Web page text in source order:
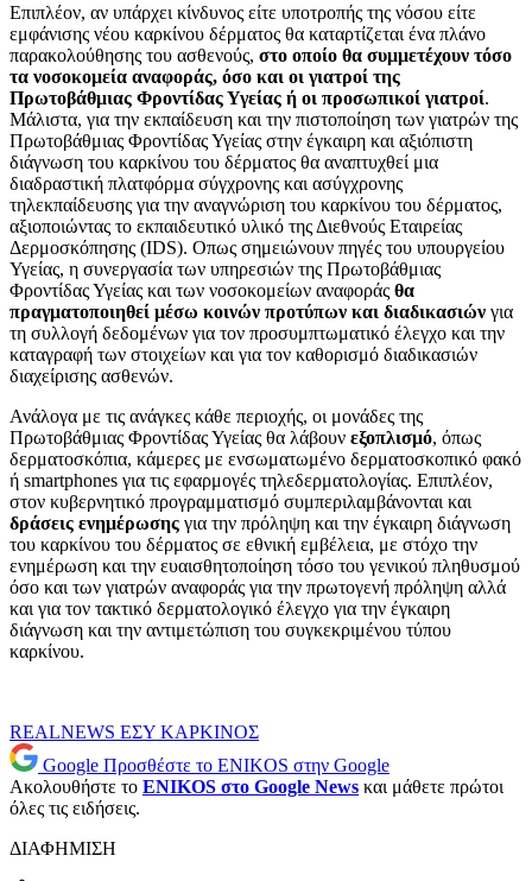
Επιπλέον, αν υπάρχει κίνδυνος είτε υποτροπής της νόσου είτε
εμφάνισης νέου καρκίνου δέρματος θα καταρτίζεται ένα πλάνο
παρακολούθησης του ασθενούς, στο οποίο θα συμμετέχουν τόσο
τα νοσοκομεία αναφοράς, όσο και οι γιατροί της
Πρωτοβάθμιας Φροντίδας Υγείας ή οι προσωπικοί γιατροί.
Μάλιστα, για την εκπαίδευση και την πιστοποίηση των γιατρών της
Πρωτοβάθμιας Φροντίδας Υγείας στην έγκαιρη και αξιόπιστη
διάγνωση του καρκίνου του δέρματος θα αναπτυχθεί μια
διαδραστική πλατφόρμα σύγχρονης και ασύγχρονης
τηλεκπαίδευσης για την αναγνώριση του καρκίνου του δέρματος,
αξιοποιώντας το εκπαιδευτικό υλικό της Διεθνούς Εταιρείας
Δερμοσκόπησης (IDS). Οπως σημειώνουν πηγές του υπουργείου
Υγείας, η συνεργασία των υπηρεσιών της Πρωτοβάθμιας
Φροντίδας Υγείας και των νοσοκομείων αναφοράς θα
πραγματοποιηθεί μέσω κοινών προτύπων και διαδικασιών για
τη συλλογή δεδομένων για τον προσυμπτωματικό έλεγχο και την
καταγραφή των στοιχείων και για τον καθορισμό διαδικασιών
διαχείρισης ασθενών.
Ανάλογα με τις ανάγκες κάθε περιοχής, οι μονάδες της
Πρωτοβάθμιας Φροντίδας Υγείας θα λάβουν εξοπλισμό, όπως
δερματοσκόπια, κάμερες με ενσωματωμένο δερματοσκοπικό φακό
ή smartphones για τις εφαρμογές τηλεδερματολογίας. Επιπλέον,
στον κυβερνητικό προγραμματισμό συμπεριλαμβάνονται και
δράσεις ενημέρωσης για την πρόληψη και την έγκαιρη διάγνωση
του καρκίνου του δέρματος σε εθνική εμβέλεια, με στόχο την
ενημέρωση και την ευαισθητοποίηση τόσο του γενικού πληθυσμού
όσο και των γιατρών αναφοράς για την πρωτογενή πρόληψη αλλά
και για τον τακτικό δερματολογικό έλεγχο για την έγκαιρη
διάγνωση και την αντιμετώπιση του συγκεκριμένου τύπου
καρκίνου.
REALNEWS ΕΣΥ ΚΑΡΚΙΝΟΣ
Google Προσθέστε το ENIKOS στην Google
Ακολουθήστε το ENIKOS στο Google News και μάθετε πρώτοι
όλες τις ειδήσεις.
ΔΙΑΦΗΜΙΣΗ